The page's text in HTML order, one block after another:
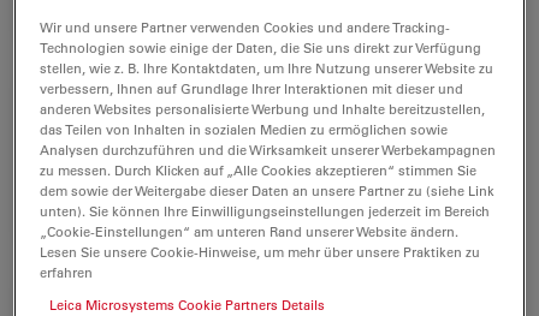
Dust cover antistatic, small
10447039
1
Wir und unsere Partner verwenden Cookies und andere Tracking-
Technologien sowie einige der Daten, die Sie uns direkt zur Verfügung
stellen, wie z. B. Ihre Kontaktdaten, um Ihre Nutzung unserer Website zu
verbessern, Ihnen auf Grundlage Ihrer Interaktionen mit dieser und
anderen Websites personalisierte Werbung und Inhalte bereitzustellen,
das Teilen von Inhalten in sozialen Medien zu ermöglichen sowie
Analysen durchzuführen und die Wirksamkeit unserer Werbekampagnen
zu messen. Durch Klicken auf „Alle Cookies akzeptieren“ stimmen Sie
dem sowie der Weitergabe dieser Daten an unsere Partner zu (siehe Link
unten). Sie können Ihre Einwilligungseinstellungen jederzeit im Bereich
„Cookie-Einstellungen“ am unteren Rand unserer Website ändern.
Lesen Sie unsere Cookie-Hinweise, um mehr über unsere Praktiken zu
erfahren
Leica Microsystems Cookie Partners Details